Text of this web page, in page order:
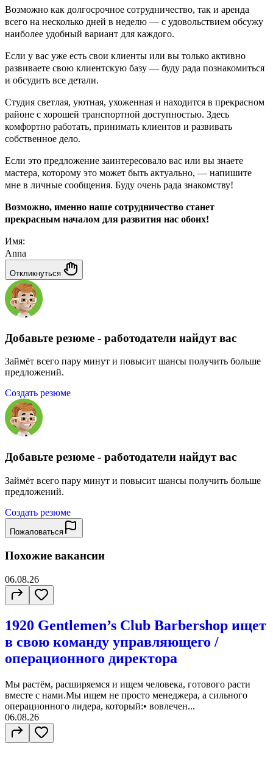
Возможно как долгосрочное сотрудничество, так и аренда
всего на несколько дней в неделю — с удовольствием обсужу
наиболее удобный вариант для каждого.
Если у вас уже есть свои клиенты или вы только активно
развиваете свою клиентскую базу — буду рада познакомиться
и обсудить все детали.
Студия светлая, уютная, ухоженная и находится в прекрасном
районе с хорошей транспортной доступностью. Здесь
комфортно работать, принимать клиентов и развивать
собственное дело.
Если это предложение заинтересовало вас или вы знаете
мастера, которому это может быть актуально, — напишите
мне в личные сообщения. Буду очень рада знакомству!
Возможно, именно наше сотрудничество станет
прекрасным началом для развития нас обоих!
Имя:
Anna
Откликнуться
Добавьте резюме - работодатели найдут вас
Займёт всего пару минут и повысит шансы получить больше
предложений.
Создать резюме
Добавьте резюме - работодатели найдут вас
Займёт всего пару минут и повысит шансы получить больше
предложений.
Создать резюме
Пожаловаться
Похожие вакансии
06.08.26
1920 Gentlemen’s Club Barbershop ищет
в свою команду управляющего /
операционного директора
Мы растём, расширяемся и ищем человека, готового расти
вместе с нами.Мы ищем не просто менеджера, а сильного
операционного лидера, который:• вовлечен...
06.08.26